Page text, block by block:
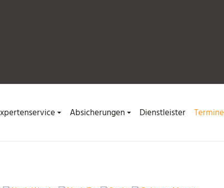
results.
Absicherungen Dienstleister Termine